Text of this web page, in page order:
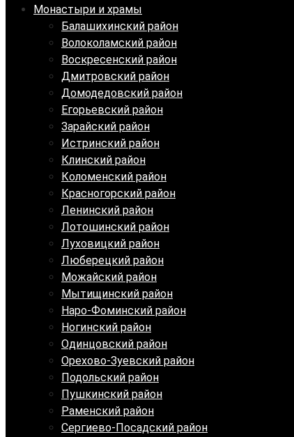
Монастыри и храмы
Балашихинский район
Волоколамский район
Воскресенский район
Дмитровский район
Домодедовский район
Егорьевский район
Зарайский район
Истринский район
Клинский район
Коломенский район
Красногорский район
Ленинский район
Лотошинский район
Луховицкий район
Люберецкий район
Можайский район
Мытищинский район
Наро-Фоминский район
Ногинский район
Одинцовский район
Орехово-Зуевский район
Подольский район
Пушкинский район
Раменский район
Сергиево-Посадский район